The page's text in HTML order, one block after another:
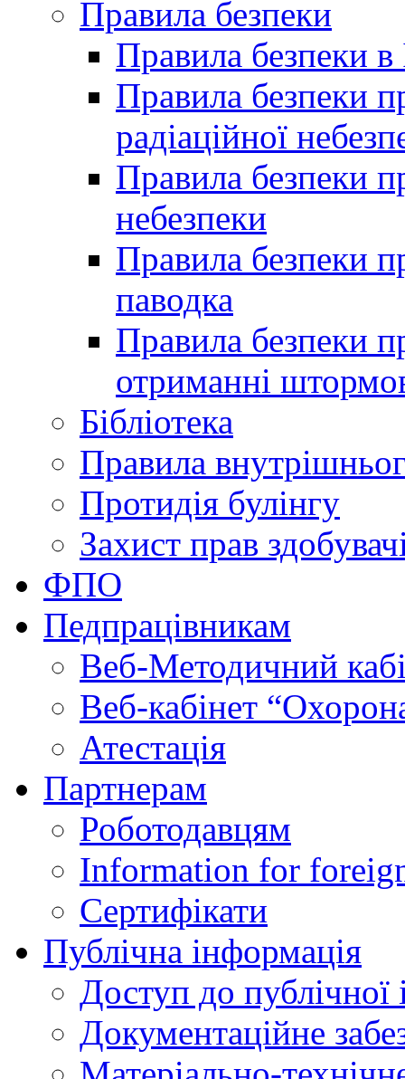
Правила безпеки
Правила безпеки в
Правила безпеки
радіаційної
Правила безпеки
небезпеки
Правила безпеки
паводка
Правила безпеки
отриманні
Бібліотека
Правила
Протидія булінгу
Захист прав
ФПО
Педпрацівникам
Веб-Методичний
Веб-кабінет
Атестація
Партнерам
Роботодавцям
Information for
Сертифікати
Публічна інформація
Доступ до публічної
Документаційне